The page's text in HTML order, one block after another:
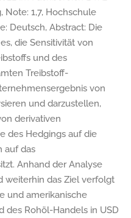
Note: 1,7, Hochschule
Deutsch, Abstract: Die
die Sensitivität von
und des
Treibstoff-
von
und darzustellen,
derivativen
des Hedgings auf die
auf das
Anhand der Analyse
weiterhin das Ziel verfolgt
und amerikanische
des Rohöl-Handels in USD